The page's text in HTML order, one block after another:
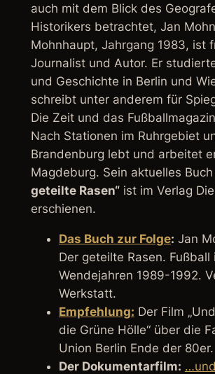
auch mit dem Blick des
Historikers betrachtet, Jan
Mohnhaupt, Jahrgang 1983, ist
Journalist und Autor. Er
und Geschichte in Berlin und
schreibt unter anderem für
Die Zeitund das Fußballmagazin
Nach Stationen im Ruhrgebiet
Brandenburg lebt und arbeitet
Magdeburg. Sein aktuelles Buch
geteilte Rasen“ist im Verlag
erschienen.
Das Buch zur Folge: Jan
Der geteilte Rasen. Fußball
Wendejahren 1989-1992.
Werkstatt.
Empfehlung: Der Film
die Grüne Hölle“über die
Union Berlin Ende der 80er.
Der Dokumentarfilm: